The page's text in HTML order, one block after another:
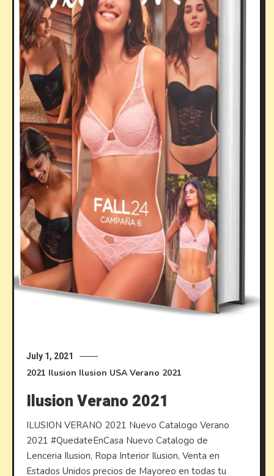
July 1, 2021
2021 Ilusion Ilusion USA Verano 2021
Ilusion Verano 2021
ILUSION VERANO 2021 Nuevo Catalogo Verano
2021 #QuedateEnCasa Nuevo Catalogo de
Lenceria Ilusion, Ropa Interior Ilusion, Venta en
Estados Unidos precios de Mayoreo en todas tu